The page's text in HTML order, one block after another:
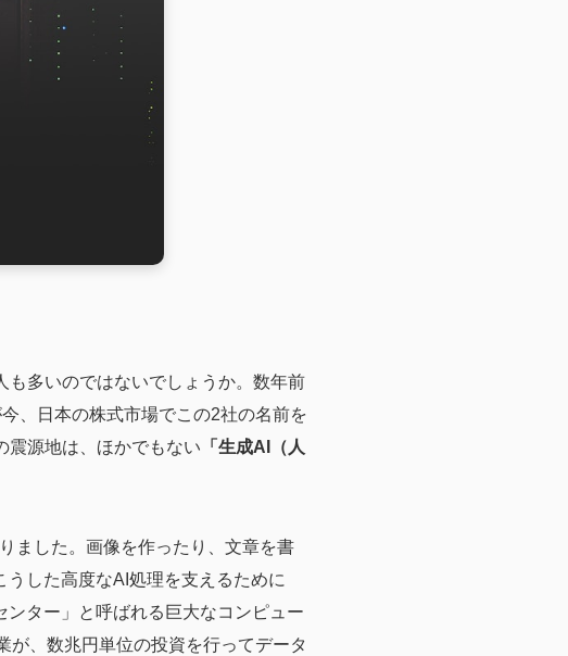
も多いのではないでしょうか。数年前
、日本の株式市場でこの2社の名前を
震源地は、ほかでもない 「生成AI（人
ました。画像を作ったり、文章を書
した高度なAI処理を支えるために
ンター」と呼ばれる巨大なコンピュー
が、数兆円単位の投資を行ってデータ